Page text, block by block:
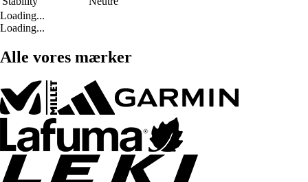
Loading...
Loading...
Alle vores mærker